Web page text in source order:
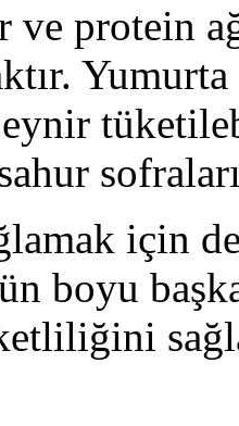
ve protein
için
boyu